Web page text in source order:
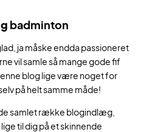
badminton
ja måske endda passioneret
vil samle så mange gode fif
blog lige være noget for
på helt samme måde!
samlet række blogindlæg,
til dig på et skinnende